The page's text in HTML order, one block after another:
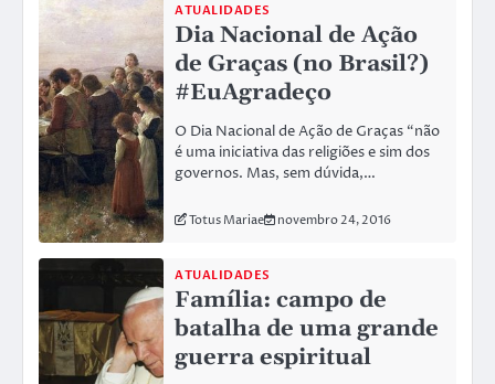
ATUALIDADES
Dia Nacional de Ação
de Graças (no Brasil?)
#EuAgradeço
O Dia Nacional de Ação de Graças “não
é uma iniciativa das religiões e sim dos
governos. Mas, sem dúvida,…
Totus Mariae novembro 24, 2016
ATUALIDADES
Família: campo de
batalha de uma grande
guerra espiritual